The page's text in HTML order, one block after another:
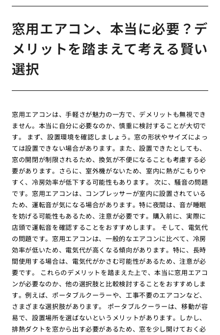
窓用エアコン、本当に必要？デ
メリットを踏まえて考える賢い
選択
窓用エアコンは、手軽さが魅力の一方で、デメリットも無視でき
ません。本当に自分に必要なのか、慎重に検討することが大切で
す。 まず、設置環境を確認しましょう。窓の形状やサイズによっ
ては設置できない場合があります。また、設置できたとしても、
窓の開閉が制限されるため、換気が不便になることも考慮する必
要があります。さらに、室外機がないため、室内に熱がこもりや
すく、冷房効率が低下する可能性もあります。 次に、騒音の問題
です。窓用エアコンは、コンプレッサーが室内に設置されている
ため、運転音が気になる場合があります。特に夜間は、音が睡眠
を妨げる可能性もあるため、注意が必要です。購入前に、実際に
店頭で運転音を確認することをおすすめします。 そして、電気代
の問題です。窓用エアコンは、一般的なエアコンに比べて、冷房
効率が低いため、電気代が高くなる傾向があります。特に、長時
間使用する場合は、電気代がかさむ可能性があるため、注意が必
要です。 これらのデメリットを踏まえた上で、本当に窓用エアコ
ンが必要なのか、他の選択肢と比較検討することをおすすめしま
す。例えば、ポータブルクーラーや、工事不要のエアコンなど、
さまざまな選択肢があります。 ポータブルクーラーは、移動が容
易で、設置場所を選ばないというメリットがあります。しかし、
排熱ダクトを窓から出す必要があるため、窓を少し開けておく必